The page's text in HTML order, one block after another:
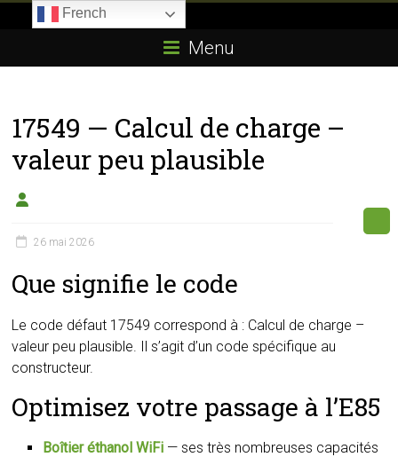
E85.com
passion
boîtier
éthanol
Menu
17549 — Calcul de charge –
valeur peu plausible
26 mai 2026
Que signifie le code
Le code défaut 17549 correspond à : Calcul de charge –
valeur peu plausible. Il s’agit d’un code spécifique au
constructeur.
Optimisez votre passage à l’E85
Boîtier éthanol WiFi — ses très nombreuses capacités
French